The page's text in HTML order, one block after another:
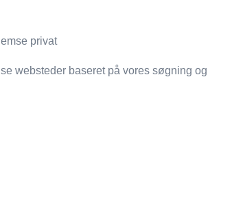
privat
websteder baseret på vores søgning og